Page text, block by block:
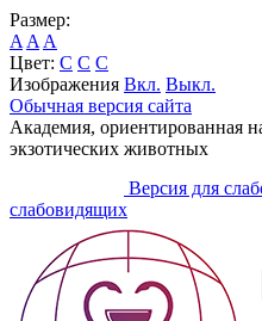
Размер:
A A A
Цвет: C C C
Изображения Вкл. Выкл.
Обычная версия сайта
Академия, ориентированная
экзотических животных
Версия для
слабовидящих